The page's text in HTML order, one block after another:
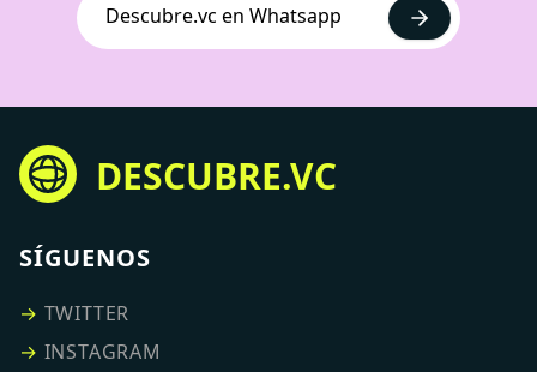
Descubre.vc en Whatsapp
DESCUBRE.VC
SÍGUENOS
→ TWITTER
→ INSTAGRAM